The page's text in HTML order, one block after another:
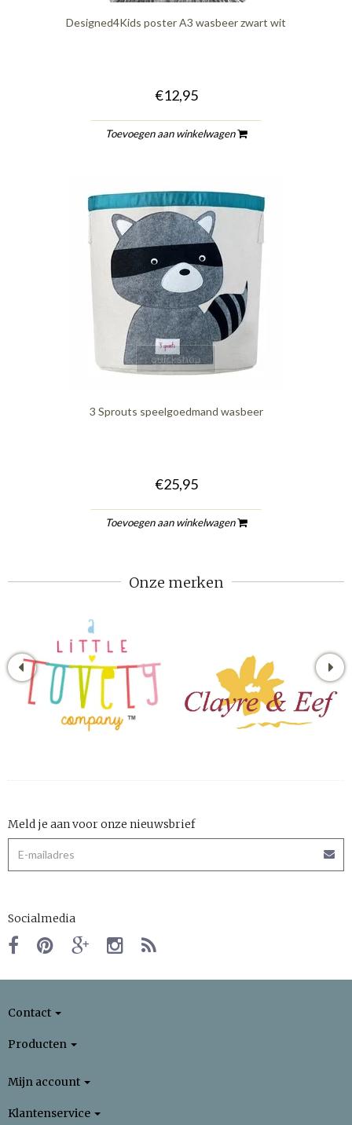
Designed4Kids poster A3 wasbeer zwart wit
€12,95
Toevoegen aan winkelwagen
quickshop
3 Sprouts speelgoedmand wasbeer
€25,95
Toevoegen aan winkelwagen
Onze merken
Meld je aan voor onze nieuwsbrief
Socialmedia
Contact
Producten
Mijn account
Klantenservice